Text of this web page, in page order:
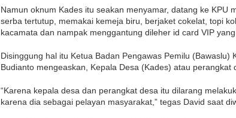
Namun oknum Kades itu seakan menyamar, datang ke KPU
serba tertutup, memakai kemeja biru, berjaket cokelat, topi
kacamata dan nampak menggantung dileher id card VIP
Disinggung hal itu Ketua Badan Pengawas Pemilu (Bawaslu)
Budianto mengeaskan, Kepala Desa (Kades) atau perangkat
“Karena kepala desa dan perangkat desa itu dilarang
karena dia sebagai pelayan masyarakat,” tegas David saat